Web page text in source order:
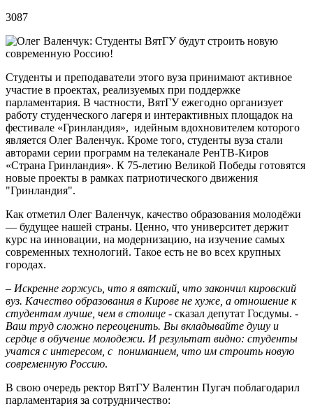
3087
Студенты и преподаватели этого вуза принимают активное
участие в проектах, реализуемых при поддержке
парламентария. В частности, ВятГУ ежегодно организует
работу студенческого лагеря и интерактивных площадок на
фестивале «Гринландия», идейным вдохновителем которого
является Олег Валенчук. Кроме того, студенты вуза стали
авторами серии программ на телеканале РенТВ-Киров
«Страна Гринландия». К 75-летию Великой Победы готовятся
новые проекты в рамках патриотического движения
"Гринландия".
Как отметил Олег Валенчук, качество образования молодёжи
— будущее нашей страны. Ценно, что университет держит
курс на инновации, на модернизацию, на изучение самых
современных технологий. Такое есть не во всех крупных
городах.
– Искренне горжусь, что я вятский, что закончил кировский
вуз. Качество образования в Кирове не хуже, а отношение к
студентам лучше, чем в столице - сказал депутат Госдумы. -
Ваш труд сложно переоценить. Вы вкладывайте душу и
сердце в обучение молодежи. И результат видно: студенты
учатся с интересом, с пониманием, что им строить новую
современную Россию.
В свою очередь ректор ВятГУ Валентин Пугач поблагодарил
парламентария за сотрудничество: